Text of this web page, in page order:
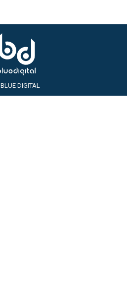
BLUE DIGITAL